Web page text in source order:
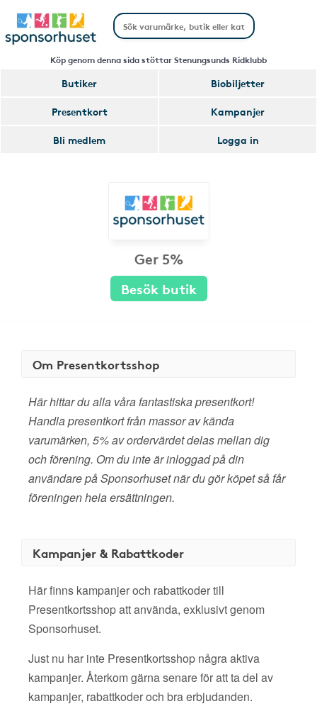
Köp genom denna sida stöttar Stenungsunds Ridklubb
Butiker
Biobiljetter
Presentkort
Kampanjer
Bli medlem
Logga in
Ger 5%
Besök butik
Om Presentkortsshop
Här hittar du alla våra fantastiska presentkort!
Handla presentkort från massor av kända
varumärken, 5% av ordervärdet delas mellan dig
och förening. Om du inte är inloggad på din
användare på Sponsorhuset när du gör köpet så får
föreningen hela ersättningen.
Kampanjer & Rabattkoder
Här finns kampanjer och rabattkoder till
Presentkortsshop att använda, exklusivt genom
Sponsorhuset.
Just nu har inte Presentkortsshop några aktiva
kampanjer. Återkom gärna senare för att ta del av
kampanjer, rabattkoder och bra erbjudanden.